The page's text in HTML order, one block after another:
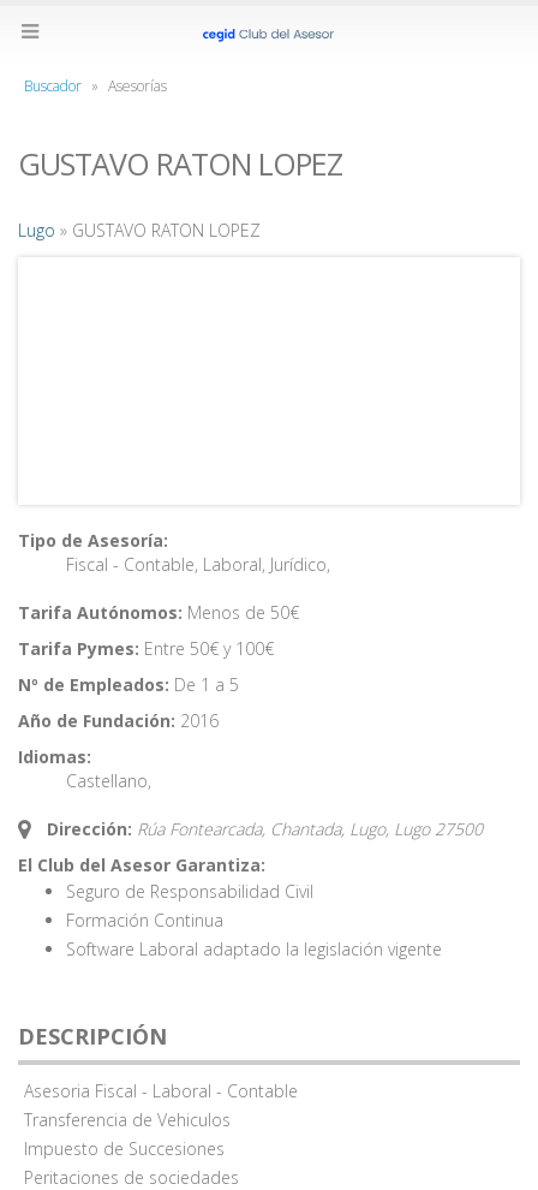
Buscador » Asesorías
GUSTAVO RATON LOPEZ
Lugo » GUSTAVO RATON LOPEZ
Tipo de Asesoría:
Fiscal - Contable, Laboral, Jurídico,
Tarifa Autónomos: Menos de 50€
Tarifa Pymes: Entre 50€ y 100€
Nº de Empleados: De 1 a 5
Año de Fundación: 2016
Idiomas:
Castellano,
Dirección: Rúa Fontearcada, Chantada, Lugo, Lugo 27500
El Club del Asesor Garantiza:
Seguro de Responsabilidad Civil
Formación Continua
Software Laboral adaptado la legislación vigente
DESCRIPCIÓN
Asesoria Fiscal - Laboral - Contable
Transferencia de Vehiculos
Impuesto de Succesiones
Peritaciones de sociedades